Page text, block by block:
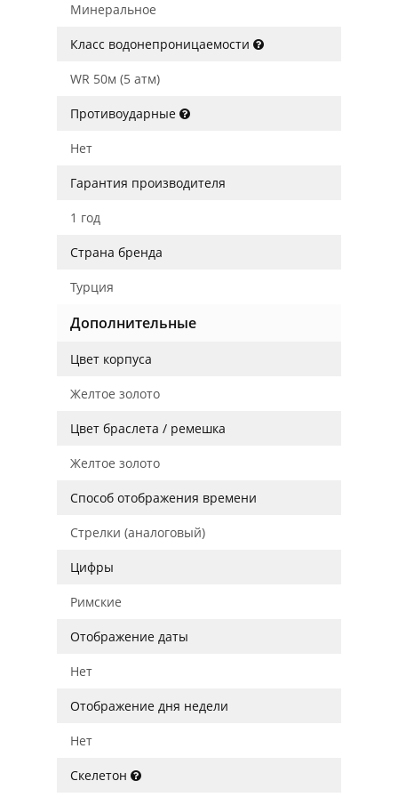
Минеральное
Класс водонепроницаемости
WR 50м (5 атм)
Противоударные
Нет
Гарантия производителя
1 год
Страна бренда
Турция
Дополнительные
Цвет корпуса
Желтое золото
Цвет браслета / ремешка
Желтое золото
Способ отображения времени
Стрелки (аналоговый)
Цифры
Римские
Отображение даты
Нет
Отображение дня недели
Нет
Скелетон